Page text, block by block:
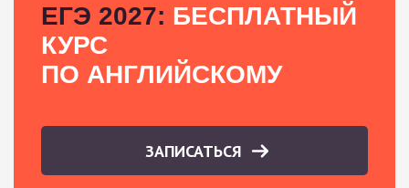
ЕГЭ 2027: БЕСПЛАТНЫЙ
КУРС
ПО АНГЛИЙСКОМУ
ЗАПИСАТЬСЯ